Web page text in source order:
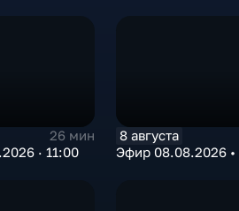
26 мин
· 11:00
8 августа
Эфир 08.08.2026 •